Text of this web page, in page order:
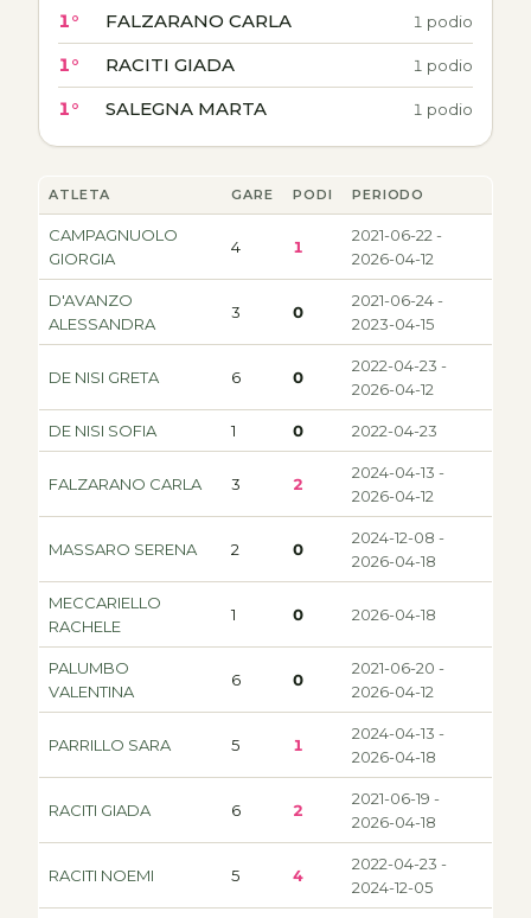
1° FALZARANO CARLA 1 podio
1° RACITI GIADA 1 podio
1° SALEGNA MARTA 1 podio
ATLETA GARE PODI PERIODO
CAMPAGNUOLO
GIORGIA
4 1
2021-06-22 -
2026-04-12
D'AVANZO
ALESSANDRA
3 0
2021-06-24 -
2023-04-15
DE NISI GRETA 6 0
2022-04-23 -
2026-04-12
DE NISI SOFIA 1 0 2022-04-23
FALZARANO CARLA 3 2
2024-04-13 -
2026-04-12
MASSARO SERENA 2 0
2024-12-08 -
2026-04-18
MECCARIELLO
RACHELE
1 0 2026-04-18
PALUMBO
VALENTINA
6 0
2021-06-20 -
2026-04-12
PARRILLO SARA 5 1
2024-04-13 -
2026-04-18
RACITI GIADA 6 2
2021-06-19 -
2026-04-18
RACITI NOEMI 5 4
2022-04-23 -
2024-12-05